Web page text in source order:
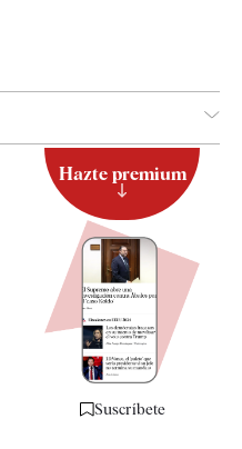
Hazte premium
Suscríbete